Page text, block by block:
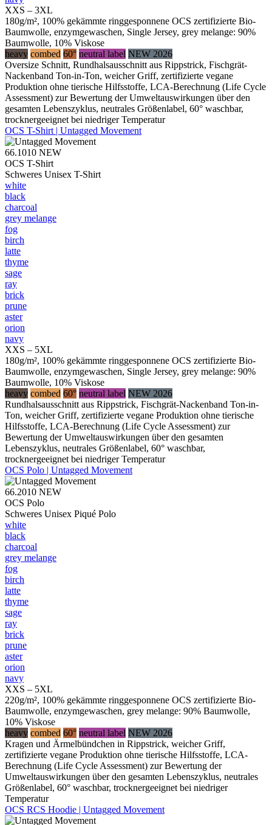
XXS – 3XL
180g/m², 100% gekämmte ringgesponnene OCS zertifizierte Bio-
Baumwolle, enzymgewaschen, Single Jersey, grey melange: 90%
Baumwolle, 10% Viskose
heavy combed 60° neutral label NEW 2026
Oversize Schnitt, Rundhalsausschnitt aus Rippstrick, Fischgrät-
Nackenband Ton-in-Ton, weicher Griff, zertifizierte vegane
Produktion ohne tierische Hilfsstoffe, LCA-Berechnung (Life Cycle
Assessment) zur Bewertung der Umweltauswirkungen über den
gesamten Lebenszyklus, neutrales Größenlabel, 60° waschbar,
trocknergeeignet bei niedriger Temperatur
OCS T-Shirt | Untagged Movement
66.1010 NEW
OCS T-Shirt
Schweres Unisex T-Shirt
white
black
charcoal
grey melange
fog
birch
latte
thyme
sage
ray
brick
prune
aster
orion
navy
XXS – 5XL
180g/m², 100% gekämmte ringgesponnene OCS zertifizierte Bio-
Baumwolle, enzymgewaschen, Single Jersey, grey melange: 90%
Baumwolle, 10% Viskose
heavy combed 60° neutral label NEW 2026
Rundhalsausschnitt aus Rippstrick, Fischgrät-Nackenband Ton-in-
Ton, weicher Griff, zertifizierte vegane Produktion ohne tierische
Hilfsstoffe, LCA-Berechnung (Life Cycle Assessment) zur
Bewertung der Umweltauswirkungen über den gesamten
Lebenszyklus, neutrales Größenlabel, 60° waschbar,
trocknergeeignet bei niedriger Temperatur
OCS Polo | Untagged Movement
66.2010 NEW
OCS Polo
Schweres Unisex Piqué Polo
white
black
charcoal
grey melange
fog
birch
latte
thyme
sage
ray
brick
prune
aster
orion
navy
XXS – 5XL
220g/m², 100% gekämmte ringgesponnene OCS zertifizierte Bio-
Baumwolle, enzymgewaschen, grey melange: 90% Baumwolle,
10% Viskose
heavy combed 60° neutral label NEW 2026
Kragen und Ärmelbündchen in Rippstrick, weicher Griff,
zertifizierte vegane Produktion ohne tierische Hilfsstoffe, LCA-
Berechnung (Life Cycle Assessment) zur Bewertung der
Umweltauswirkungen über den gesamten Lebenszyklus, neutrales
Größenlabel, 60° waschbar, trocknergeeignet bei niedriger
Temperatur
OCS RCS Hoodie | Untagged Movement